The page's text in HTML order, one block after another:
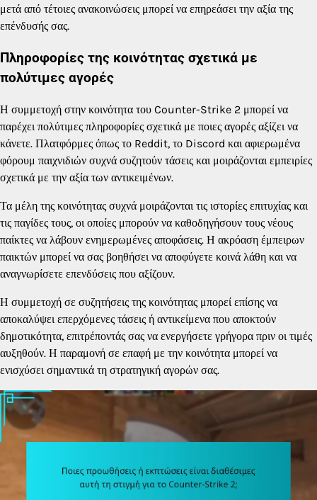
μετά από τέτοιες ανακοινώσεις μπορεί να επηρεάσει την αξία της
επένδυσής σας.
Πληροφορίες της κοινότητας σχετικά με
πολύτιμες αγορές
Η συμμετοχή στην κοινότητα του Counter-Strike 2 μπορεί να
παρέχει πολύτιμες πληροφορίες σχετικά με ποιες αγορές αξίζει να
κάνετε. Πλατφόρμες όπως το Reddit, το Discord και αφιερωμένα
φόρουμ παιχνιδιών συχνά συζητούν τάσεις και μοιράζονται εμπειρίες
σχετικά με την αξία των αντικειμένων.
Τα μέλη της κοινότητας συχνά μοιράζονται τις ιστορίες επιτυχίας και
τις παγίδες τους, οι οποίες μπορούν να καθοδηγήσουν τους νέους
παίκτες να λάβουν ενημερωμένες αποφάσεις. Η ακρόαση έμπειρων
παικτών μπορεί να σας βοηθήσει να αποφύγετε κοινά λάθη και να
αναγνωρίσετε επενδύσεις που αξίζουν.
Η συμμετοχή σε συζητήσεις της κοινότητας μπορεί επίσης να
αποκαλύψει επερχόμενες τάσεις ή αντικείμενα που αποκτούν
δημοτικότητα, επιτρέποντάς σας να ενεργήσετε γρήγορα πριν οι τιμές
αυξηθούν. Η παραμονή σε επαφή με την κοινότητα μπορεί να
ενισχύσει σημαντικά τη στρατηγική αγορών σας.